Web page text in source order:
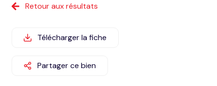
vendre
dernières
ventes
Retour aux résultats
Télécharger la fiche
Partager ce bien